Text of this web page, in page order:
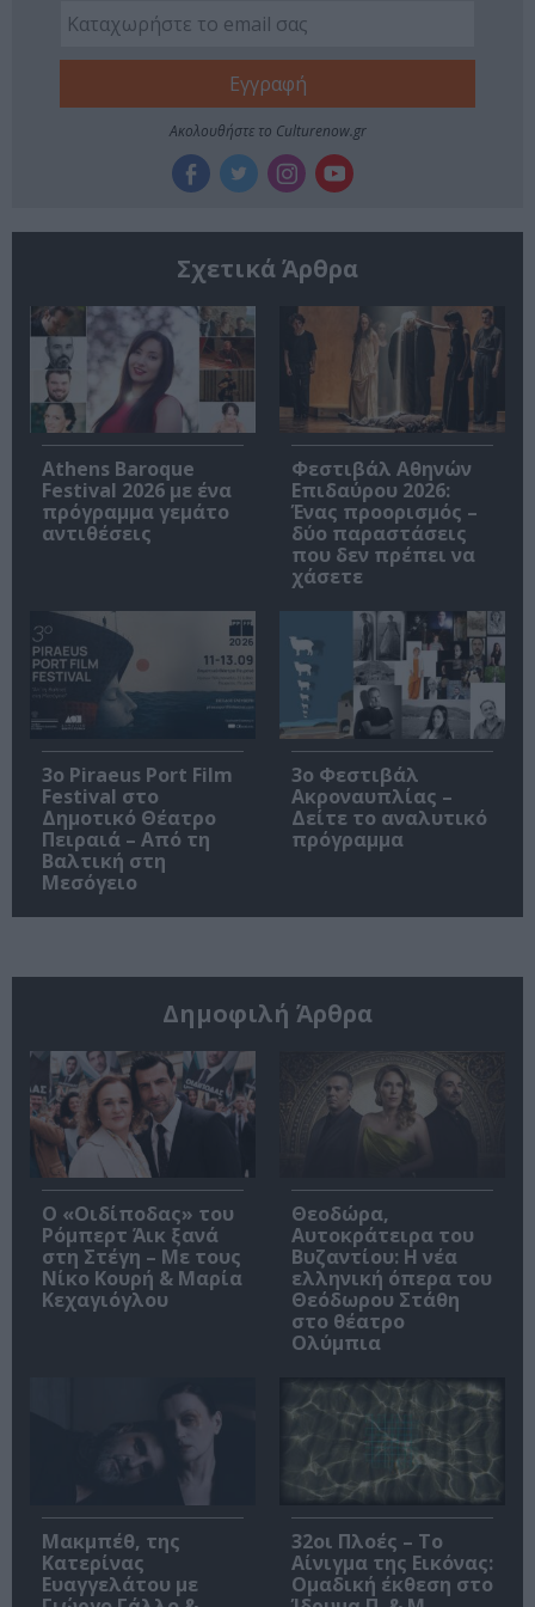
Ακολουθήστε το Culturenow.gr
Σχετικά Άρθρα
Athens Baroque
Festival 2026 με ένα
πρόγραμμα γεμάτο
αντιθέσεις
Φεστιβάλ Αθηνών
Επιδαύρου 2026:
Ένας προορισμός –
δύο παραστάσεις
που δεν πρέπει να
χάσετε
3o Piraeus Port Film
Festival στο
Δημοτικό Θέατρο
Πειραιά – Από τη
Βαλτική στη
Μεσόγειο
3ο Φεστιβάλ
Ακροναυπλίας –
Δείτε το αναλυτικό
πρόγραμμα
Δημοφιλή Άρθρα
O «Οιδίποδας» του
Ρόμπερτ Άικ ξανά
στη Στέγη – Με τους
Νίκο Κουρή & Μαρία
Κεχαγιόγλου
Θεοδώρα,
Αυτοκράτειρα του
Βυζαντίου: Η νέα
ελληνική όπερα του
Θεόδωρου Στάθη
στο θέατρο
Ολύμπια
Μακμπέθ, της
Κατερίνας
Ευαγγελάτου με
32οι Πλοές – Το
Αίνιγμα της Εικόνας:
Ομαδική έκθεση στο